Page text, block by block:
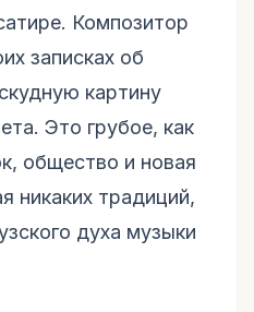
Композитор
записках об
картину
Это грубое, как
общество и новая
никаких традиций,
духа музыки